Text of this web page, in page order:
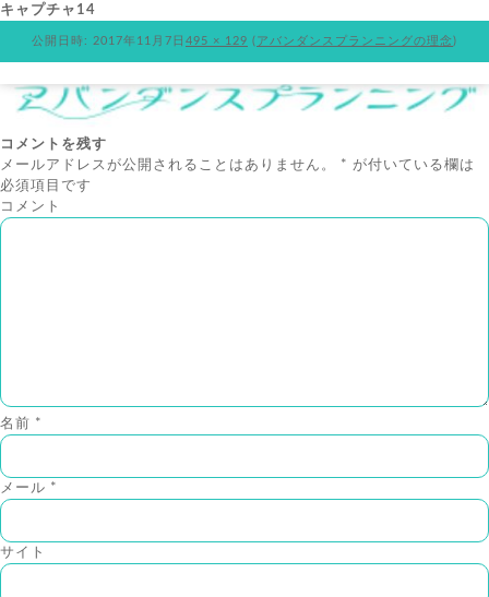
キャプチャ14
公開日時: 2017年11月7日 495 × 129 (アバンダンスプランニングの理念)
コメントを残す
メールアドレスが公開されることはありません。
* が付いている欄は
必須項目です
コメント
名前 *
メール *
サイト